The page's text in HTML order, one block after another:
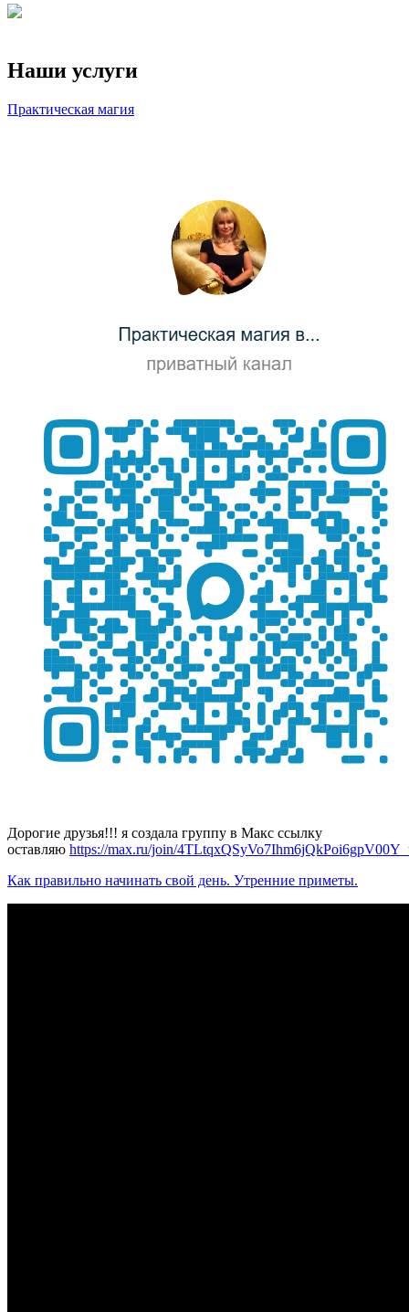
Наши услуги
Практическая магия
Дорогие друзья!!! я создала группу в Макс ссылку
оставляю https://max.ru/join/
Как правильно начинать свой день. Утренние приметы.